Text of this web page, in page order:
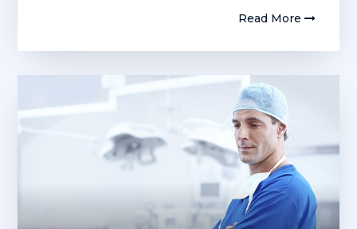
Read More